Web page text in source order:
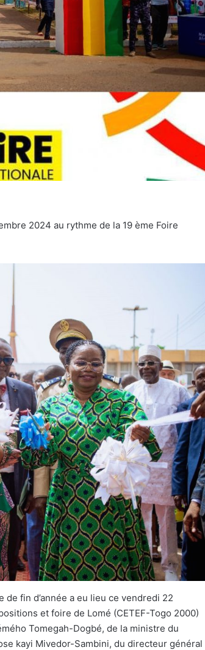
2024 au rythme de la 19 ème Foire
fin d’année a eu lieu ce vendredi 22
et foire de Lomé (CETEF-Togo 2000)
Tomegah-Dogbé, de la ministre du
kayi Mivedor-Sambini, du directeur général